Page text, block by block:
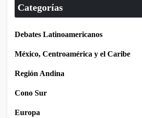
Categorías
Debates Latinoamericanos
México, Centroamérica y el Caribe
Región Andina
Cono Sur
Europa